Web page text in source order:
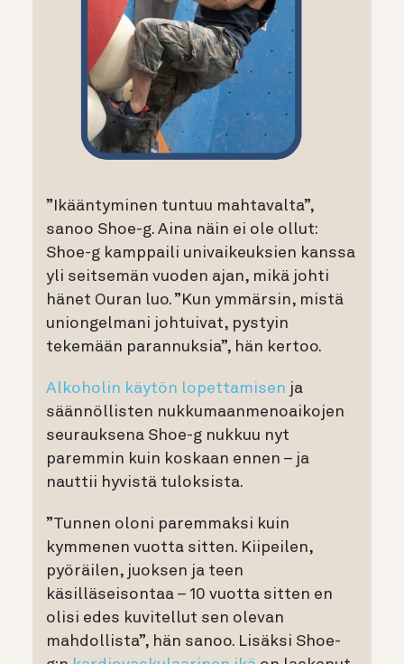
”Ikääntyminen tuntuu mahtavalta”,
sanoo Shoe-g. Aina näin ei ole ollut:
Shoe-g kamppaili univaikeuksien kanssa
yli seitsemän vuoden ajan, mikä johti
hänet Ouran luo. ”Kun ymmärsin, mistä
uniongelmani johtuivat, pystyin
tekemään parannuksia”, hän kertoo.
Alkoholin käytön lopettamisen ja
säännöllisten nukkumaanmenoaikojen
seurauksena Shoe-g nukkuu nyt
paremmin kuin koskaan ennen – ja
nauttii hyvistä tuloksista.
”Tunnen oloni paremmaksi kuin
kymmenen vuotta sitten. Kiipeilen,
pyöräilen, juoksen ja teen
käsilläseisontaa – 10 vuotta sitten en
olisi edes kuvitellut sen olevan
mahdollista”, hän sanoo. Lisäksi Shoe-